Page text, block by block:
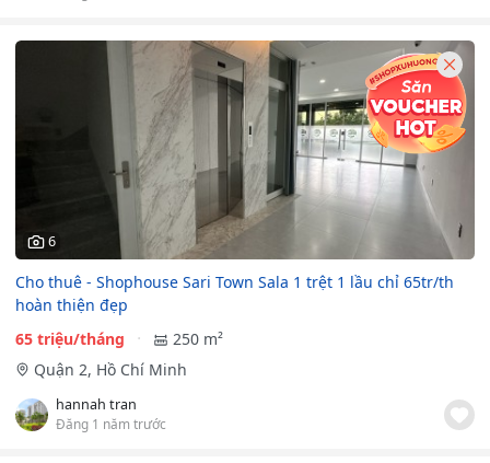
6
Cho thuê - Shophouse Sari Town Sala 1 trệt 1 lầu chỉ 65tr/th
hoàn thiện đẹp
65 triệu/tháng
250 m²
Quận 2, Hồ Chí Minh
hannah tran
Đăng 1 năm trước